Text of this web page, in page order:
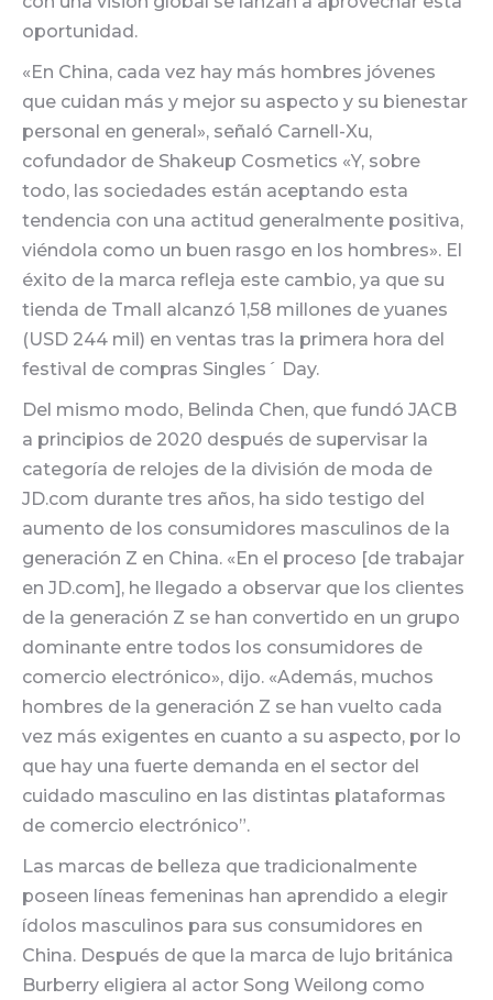
oportunidad.
«En China, cada vez hay más hombres jóvenes
que cuidan más y mejor su aspecto y su bienestar
personal en general», señaló Carnell-Xu,
cofundador de Shakeup Cosmetics «Y, sobre
todo, las sociedades están aceptando esta
tendencia con una actitud generalmente positiva,
viéndola como un buen rasgo en los hombres». El
éxito de la marca refleja este cambio, ya que su
tienda de Tmall alcanzó 1,58 millones de yuanes
(USD 244 mil) en ventas tras la primera hora del
festival de compras Singles´ Day.
Del mismo modo, Belinda Chen, que fundó JACB
a principios de 2020 después de supervisar la
categoría de relojes de la división de moda de
JD.com durante tres años, ha sido testigo del
aumento de los consumidores masculinos de la
generación Z en China. «En el proceso [de trabajar
en JD.com], he llegado a observar que los clientes
de la generación Z se han convertido en un grupo
dominante entre todos los consumidores de
comercio electrónico», dijo. «Además, muchos
hombres de la generación Z se han vuelto cada
vez más exigentes en cuanto a su aspecto, por lo
que hay una fuerte demanda en el sector del
cuidado masculino en las distintas plataformas
de comercio electrónico”.
Las marcas de belleza que tradicionalmente
poseen líneas femeninas han aprendido a elegir
ídolos masculinos para sus consumidores en
China. Después de que la marca de lujo británica
Burberry eligiera al actor Song Weilong como